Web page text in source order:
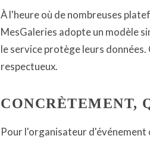
À l'heure où de nombreuses
MesGaleries adopte un modèle
le service protège leurs
respectueux.
CONCRÈTEMENT,
Pour l'organisateur